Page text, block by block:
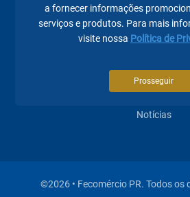
Sindicatos
Institucional
Notícias
©2026 • Fecomércio PR. Todos os
a fornecer informações
serviços e produtos. Para mais
visite nossa Política de
Prosseguir